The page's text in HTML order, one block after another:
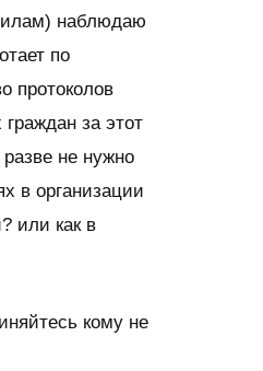
наблюдаю
по
протоколов
за этот
не нужно
в организации
или как в
кому не